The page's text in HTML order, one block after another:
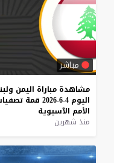
مباشر
مشاهدة مباراة اليمن
اليوم 4-6-2026 قمة
الأمم الآسيوية
منذ شهرين